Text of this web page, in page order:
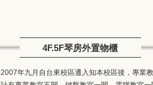
4F.5F琴房外置物櫃
2007年九月自台東校區遷入知本校區後，專業